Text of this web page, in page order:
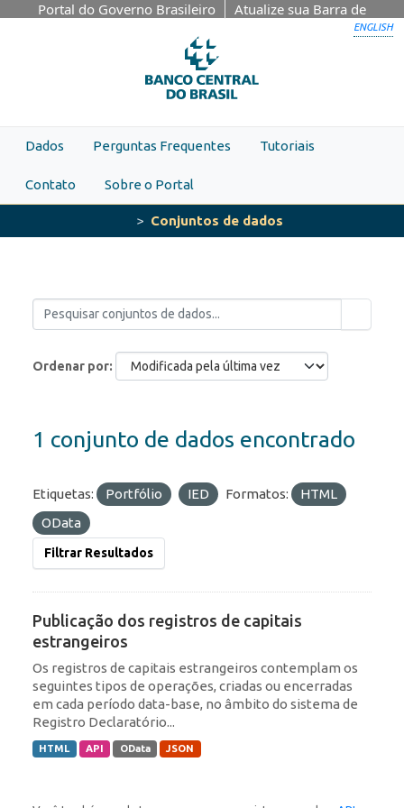
Skip to main content
Portal do Governo Brasileiro
Atualize sua Barra de
ENGLISH
Dados Perguntas Frequentes Tutoriais
Contato Sobre o Portal
Conjuntos de dados
Ordenar por
1 conjunto de dados encontrado
Etiquetas: Portfólio IED Formatos:
HTML
OData
Filtrar Resultados
Publicação dos registros de capitais
estrangeiros
Os registros de capitais estrangeiros contemplam os
seguintes tipos de operações, criadas ou encerradas
em cada período data-base, no âmbito do sistema de
Registro Declaratório...
HTML API OData JSON